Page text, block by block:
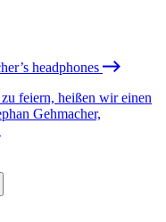
headphones
feiern, heißen wir einen
Gehmacher,